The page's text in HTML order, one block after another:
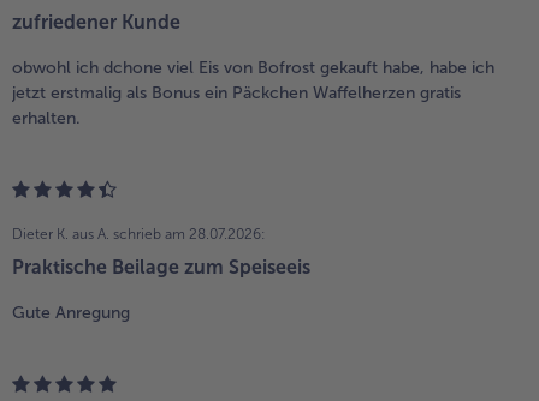
zufriedener Kunde
obwohl ich dchone viel Eis von Bofrost gekauft habe, habe ich
jetzt erstmalig als Bonus ein Päckchen Waffelherzen gratis
erhalten.
Dieter K. aus A. schrieb am 28.07.2026:
Praktische Beilage zum Speiseeis
Gute Anregung